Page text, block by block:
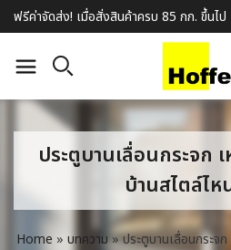
ฟรีค่าจัดส่ง! เมื่อสั่งสินค้าครบ 85 กก. ขึ้นไป
ประตูบานเลื่อนกระจก
บ้านสไตล์ไ
Home » บทความ»ประตูบานเลื่อนกระจ